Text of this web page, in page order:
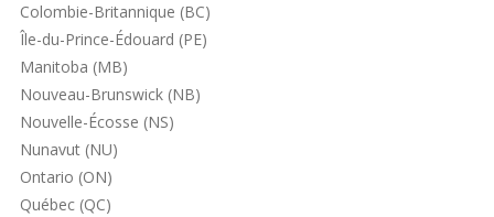
Colombie-Britannique (BC)
Île-du-Prince-Édouard (PE)
Manitoba (MB)
Nouveau-Brunswick (NB)
Nouvelle-Écosse (NS)
Nunavut (NU)
Ontario (ON)
Québec (QC)